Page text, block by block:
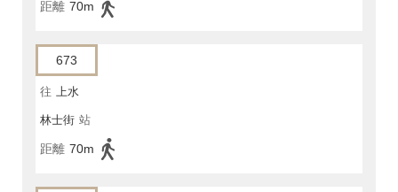
距離 70m
673
往 上水
林士街 站
距離 70m